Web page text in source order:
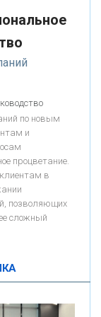
трендов в
- «Интервью»
советом, это
не бывает
кто его дал.
не люблю, когда их
по новым
и
процветание.
в
позволяющих
сложный